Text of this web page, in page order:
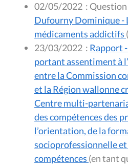
02/05/2022 :
Dufourny Dominique -
médicaments addictifs
23/03/2022 : Rapport
portant assentiment à
entre la Commission
et la Région wallonne
Centre multi-
des compétences des
l’orientation, de la
socioprofessionnelle
compétences